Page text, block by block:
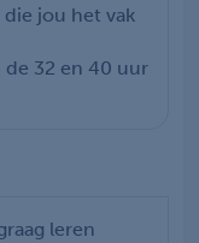
die jou het vak
de 32 en 40 uur
leren